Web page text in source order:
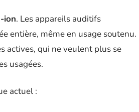
ion. Les appareils auditifs
entière, même en usage soutenu.
actives, qui ne veulent plus se
usagées.
actuel :